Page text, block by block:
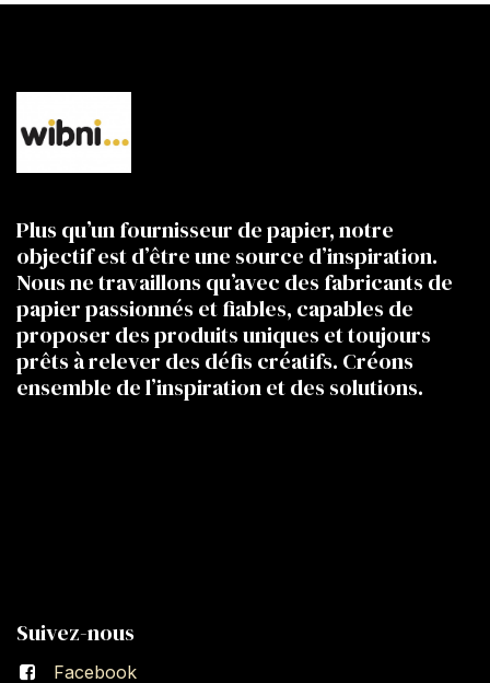
Plus qu’un fournisseur de papier, notre
objectif est d’être une source d’inspiration.
Nous ne travaillons qu’avec des fabricants de
papier passionnés et fiables, capables de
proposer des produits uniques et toujours
prêts à relever des défis créatifs. Créons
ensemble de l’inspiration et des solutions.
Suivez-nous
Facebook